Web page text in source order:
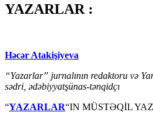
YAZARLAR :
Həcər Atakişiyeva
“Yazarlar” jurnalının redaktoru və
sədri, ədəbiyyatşünas-tənqidçı
“YAZARLAR“IN MÜSTƏQİL